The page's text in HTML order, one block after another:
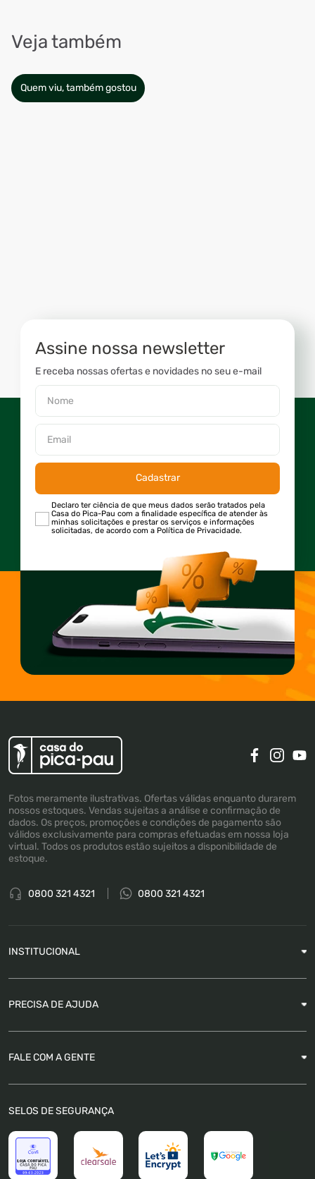
Veja também
Quem viu, também gostou
Assine nossa newsletter
E receba nossas ofertas e novidades no seu e-mail
Cadastrar
Declaro ter ciência de que meus dados serão tratados pela
Casa do Pica-Pau com a finalidade específica de atender às
minhas solicitações e prestar os serviços e informações
solicitadas, de acordo com a Política de Privacidade.
Fotos meramente ilustrativas. Ofertas válidas enquanto durarem
nossos estoques. Vendas sujeitas a análise e confirmação de
dados. Os preços, promoções e condições de pagamento são
válidos exclusivamente para compras efetuadas em nossa loja
virtual. Todos os produtos estão sujeitos a disponibilidade de
estoque.
0800 321 4321 0800 321 4321
INSTITUCIONAL
PRECISA DE AJUDA
FAQ
Trocas e Devoluções
Política de Pagamento
FALE COM A GENTE
SELOS DE SEGURANÇA